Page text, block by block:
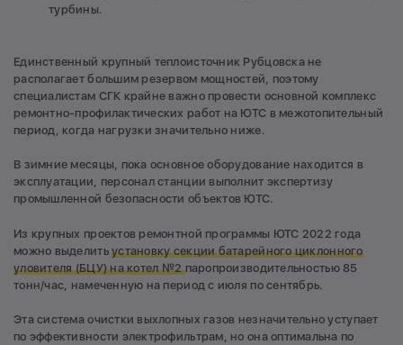
турбины.
Единственный крупный теплоисточник Рубцовска не
располагает большим резервом мощностей, поэтому
специалистам СГК крайне важно провести основной комплекс
ремонтно-профилактических работ на ЮТС в межотопительный
период, когда нагрузки значительно ниже.
В зимние месяцы, пока основное оборудование находится в
эксплуатации, персонал станции выполнит экспертизу
промышленной безопасности объектов ЮТС.
Из крупных проектов ремонтной программы ЮТС 2022 года
можно выделитьустановку секции батарейного циклонного
уловителя (БЦУ) на котел №2паропроизводительностью 85
тонн/час, намеченную на период с июля по сентябрь.
Эта система очистки выхлопных газов незначительно уступает
по эффективности электрофильтрам, но она оптимальна по